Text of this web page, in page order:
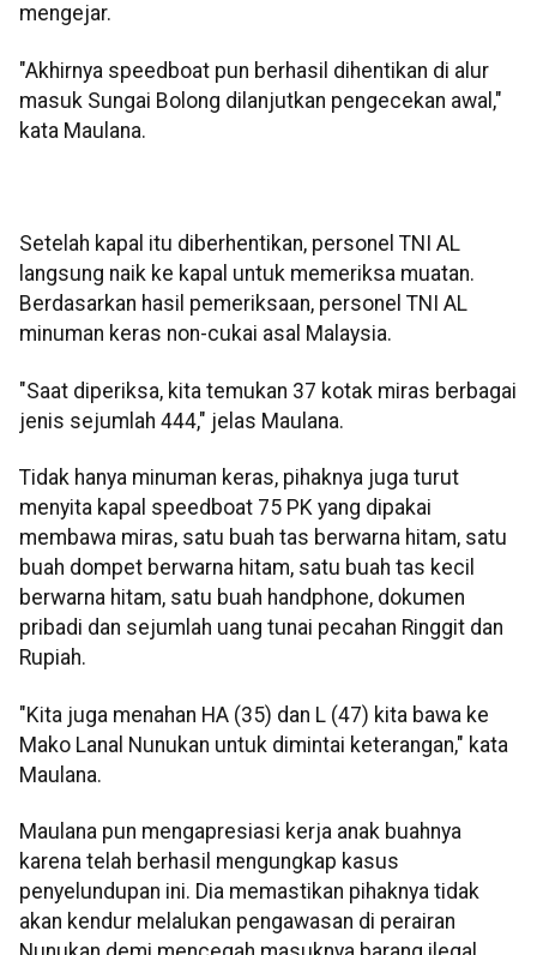
mengejar.
"Akhirnya speedboat pun berhasil dihentikan di alur
masuk Sungai Bolong dilanjutkan pengecekan awal,"
kata Maulana.
Setelah kapal itu diberhentikan, personel TNI AL
langsung naik ke kapal untuk memeriksa muatan.
Berdasarkan hasil pemeriksaan, personel TNI AL
minuman keras non-cukai asal Malaysia.
"Saat diperiksa, kita temukan 37 kotak miras berbagai
jenis sejumlah 444," jelas Maulana.
Tidak hanya minuman keras, pihaknya juga turut
menyita kapal speedboat 75 PK yang dipakai
membawa miras, satu buah tas berwarna hitam, satu
buah dompet berwarna hitam, satu buah tas kecil
berwarna hitam, satu buah handphone, dokumen
pribadi dan sejumlah uang tunai pecahan Ringgit dan
Rupiah.
"Kita juga menahan HA (35) dan L (47) kita bawa ke
Mako Lanal Nunukan untuk dimintai keterangan," kata
Maulana.
Maulana pun mengapresiasi kerja anak buahnya
karena telah berhasil mengungkap kasus
penyelundupan ini. Dia memastikan pihaknya tidak
akan kendur melalukan pengawasan di perairan